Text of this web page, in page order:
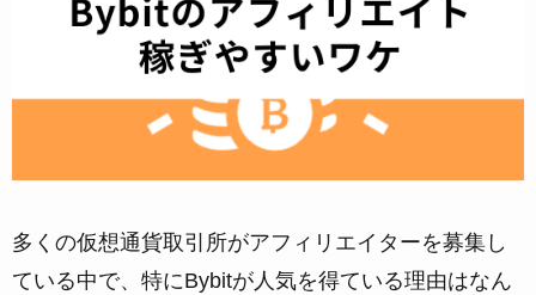
多くの仮想通貨取引所がアフィリエイターを募集し
ている中で、特にBybitが人気を得ている理由はなん